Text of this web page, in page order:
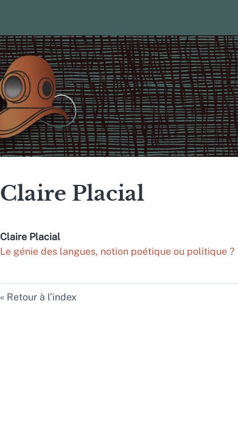
Claire Placial
Claire Placial
Le génie des langues, notion poétique ou politique ?
Retour à l’index